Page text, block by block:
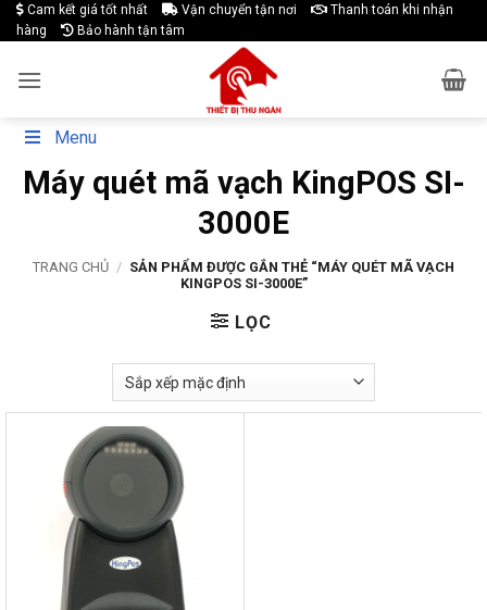
Skip
to
Cam kết giá tốt nhất Vận chuyển tận nơi
Thanh toán khi nhận
hàng
Bảo hành tận tâm
Menu
Máy quét mã vạch KingPOS SI-
3000E
TRANG CHỦ / SẢN PHẨM ĐƯỢC GẮN THẺ “MÁY QUÉT MÃ VẠCH
KINGPOS SI-3000E”
LỌC